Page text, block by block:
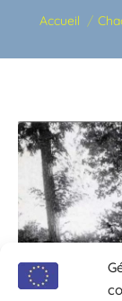
Vous êtes ici :
Accueil